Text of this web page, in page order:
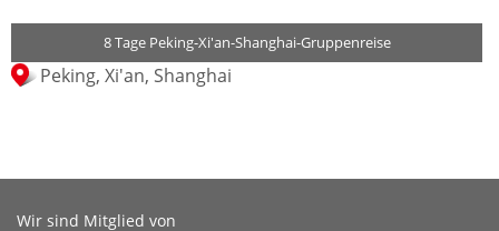
8 Tage Peking-Xi'an-Shanghai-Gruppenreise
Peking, Xi'an, Shanghai
Wir sind Mitglied von